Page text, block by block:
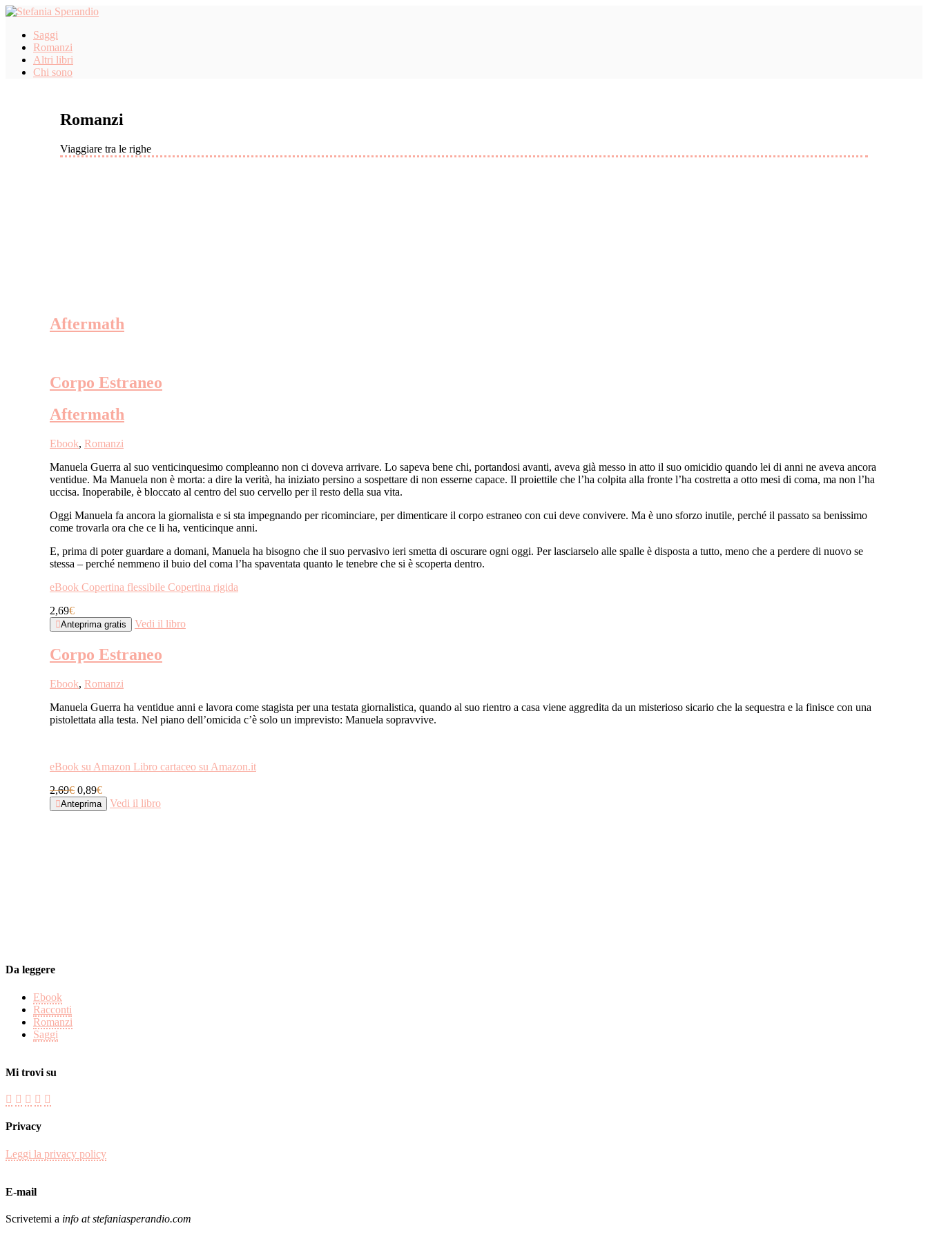
Saggi
Romanzi
Altri libri
Chi sono
Romanzi
Viaggiare tra le righe
Aftermath
Corpo Estraneo
Aftermath
Ebook, Romanzi
Manuela Guerra al suo venticinquesimo compleanno non ci doveva arrivare. Lo sapeva bene chi, portandosi avanti, aveva già messo in atto il suo omicidio quando lei di anni ne aveva ancora
ventidue. Ma Manuela non è morta: a dire la verità, ha iniziato persino a sospettare di non esserne capace. Il proiettile che l’ha colpita alla fronte l’ha costretta a otto mesi di coma, ma non l’ha
uccisa. Inoperabile, è bloccato al centro del suo cervello per il resto della sua vita.
Oggi Manuela fa ancora la giornalista e si sta impegnando per ricominciare, per dimenticare il corpo estraneo con cui deve convivere. Ma è uno sforzo inutile, perché il passato sa benissimo
come trovarla ora che ce li ha, venticinque anni.
E, prima di poter guardare a domani, Manuela ha bisogno che il suo pervasivo ieri smetta di oscurare ogni oggi. Per lasciarselo alle spalle è disposta a tutto, meno che a perdere di nuovo se
stessa – perché nemmeno il buio del coma l’ha spaventata quanto le tenebre che si è scoperta dentro.
eBook Copertina flessibile Copertina rigida
2,69€
Anteprima gratis Vedi il libro
Corpo Estraneo
Ebook, Romanzi
Manuela Guerra ha ventidue anni e lavora come stagista per una testata giornalistica, quando al suo rientro a casa viene aggredita da un misterioso sicario che la sequestra e la finisce con una
pistolettata alla testa. Nel piano dell’omicida c’è solo un imprevisto: Manuela sopravvive.
eBook su Amazon Libro cartaceo su Amazon.it
2,69€ 0,89€
Anteprima Vedi il libro
Da leggere
Ebook
Racconti
Romanzi
Saggi
Mi trovi su
Privacy
Leggi la privacy policy
E-mail
Scrivetemi a info at stefaniasperandio.com